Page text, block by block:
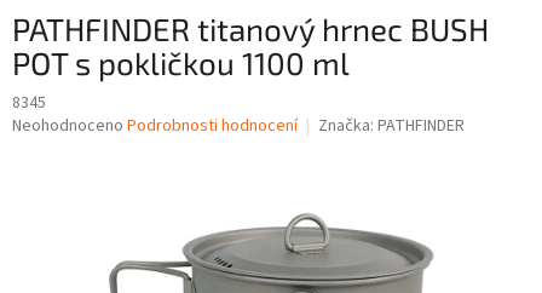
PATHFINDER titanový hrnec BUSH
POT s pokličkou 1100 ml
8345
Průměrné
Neohodnoceno Podrobnosti hodnocení Značka: PATHFINDER